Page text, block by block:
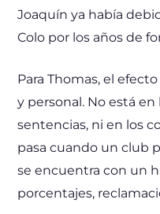
Joaquín ya había
Colo por los años de
Para Thomas, el
y personal. No está en
sentencias, ni en los
pasa cuando un club
se encuentra con un
porcentajes,